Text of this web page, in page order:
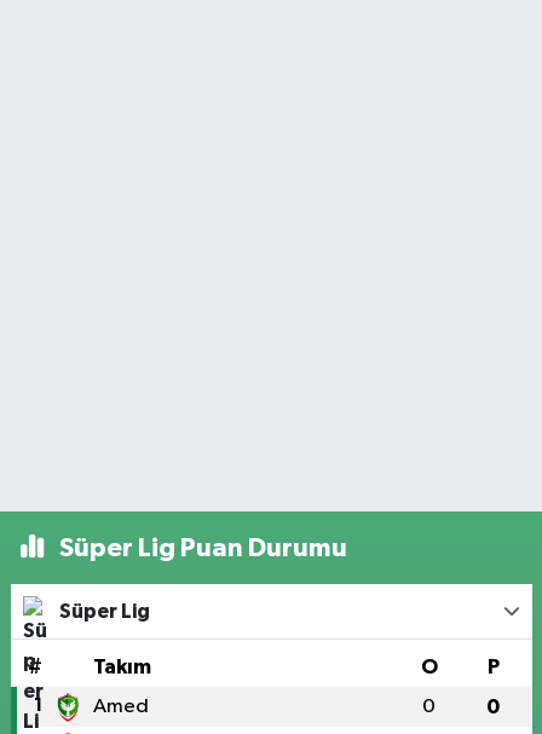
Süper Lig Puan Durumu
Süper Lig
# Takım O P
1 Amed 0 0